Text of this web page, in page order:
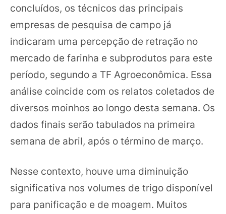
concluídos, os técnicos das principais
empresas de pesquisa de campo já
indicaram uma percepção de retração no
mercado de farinha e subprodutos para este
período, segundo a TF Agroeconômica. Essa
análise coincide com os relatos coletados de
diversos moinhos ao longo desta semana. Os
dados finais serão tabulados na primeira
semana de abril, após o término de março.
Nesse contexto, houve uma diminuição
significativa nos volumes de trigo disponível
para panificação e de moagem. Muitos